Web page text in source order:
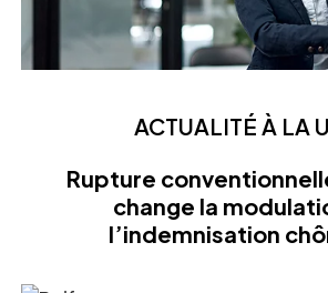
ACTUALITÉ À LA
Rupture
change la
l’indemnisation